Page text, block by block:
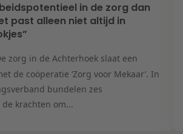
in de zorg dan
past alleen niet altijd in
zorg in de Achterhoek slaat een
de coöperatie ‘Zorg voor Mekaar’. In
bundelen zes
krachten om...